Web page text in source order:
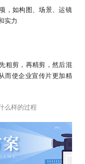
，如构图、场景、运镜
实力
粗剪，再精剪，然后混
而使企业宣传片更加精
么样的过程